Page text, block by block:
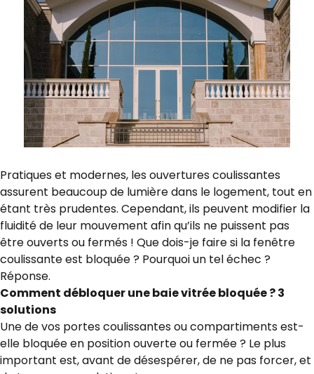
Pratiques et modernes, les ouvertures coulissantes
assurent beaucoup de lumière dans le logement, tout en
étant très prudentes. Cependant, ils peuvent modifier la
fluidité de leur mouvement afin qu’ils ne puissent pas
être ouverts ou fermés ! Que dois-je faire si la fenêtre
coulissante est bloquée ? Pourquoi un tel échec ?
Réponse.
Comment débloquer une baie vitrée bloquée ? 3
solutions
Une de vos portes coulissantes ou compartiments est-
elle bloquée en position ouverte ou fermée ? Le plus
important est, avant de désespérer, de ne pas forcer, et